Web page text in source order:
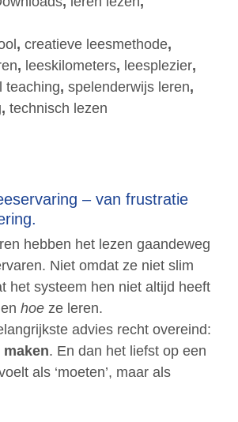
,creatieve leesmethode,
, leeskilometers, leesplezier,
teaching,spelenderwijs leren,
,technisch lezen
– van frustratie
hebben het lezen gaandeweg
Niet omdat ze niet slim
het systeem hen niet altijd heeft
enhoe ze leren.
advies recht overeind:
maken. En dan het liefst op een
als ‘moeten’, maar als